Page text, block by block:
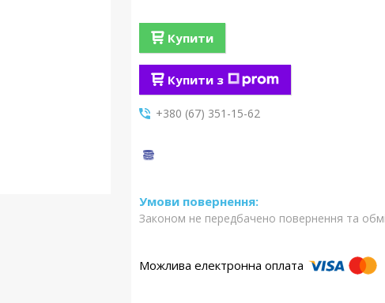
Купити
Купити з
+380 (67) 351-15-62
Законом не передбачено повернення та